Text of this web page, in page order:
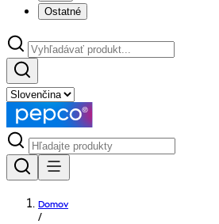
Ostatné
Domov
/